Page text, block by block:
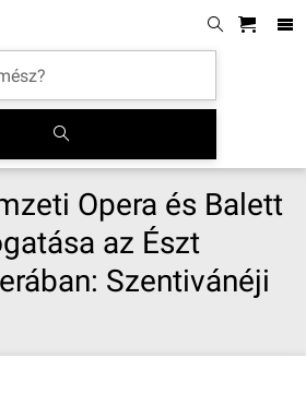
Opera és Balett
az Észt
Szentivánéji